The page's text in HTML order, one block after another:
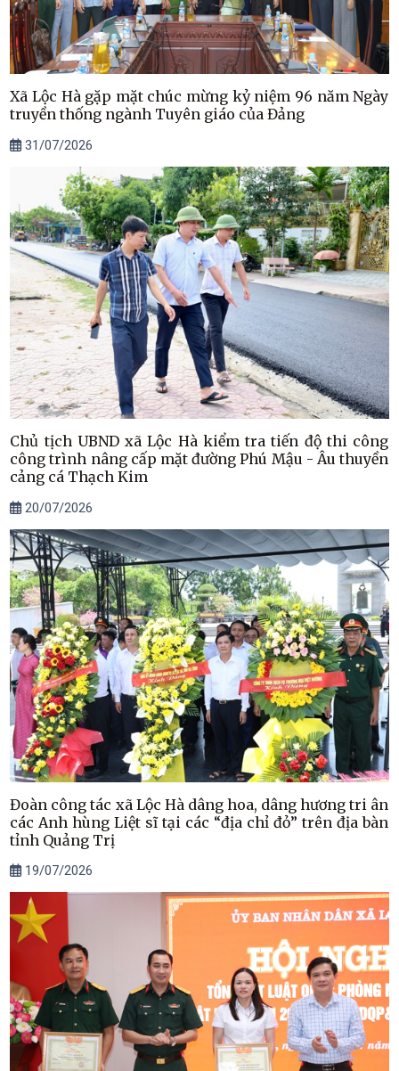
Xã Lộc Hà gặp mặt chúc mừng kỷ niệm 96 năm Ngày
truyền thống ngành Tuyên giáo của Đảng
31/07/2026
Chủ tịch UBND xã Lộc Hà kiểm tra tiến độ thi công
công trình nâng cấp mặt đường Phú Mậu - Âu thuyền
cảng cá Thạch Kim
20/07/2026
Đoàn công tác xã Lộc Hà dâng hoa, dâng hương tri ân
các Anh hùng Liệt sĩ tại các “địa chỉ đỏ” trên địa bàn
tỉnh Quảng Trị
19/07/2026